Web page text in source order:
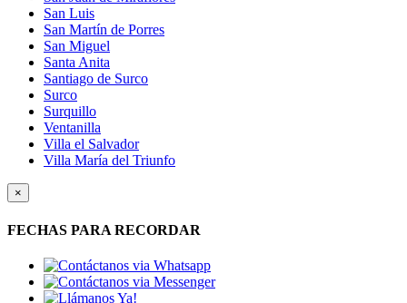
San Luis
San Martín de Porres
San Miguel
Santa Anita
Santiago de Surco
Surco
Surquillo
Ventanilla
Villa el Salvador
Villa María del Triunfo
×
FECHAS PARA RECORDAR